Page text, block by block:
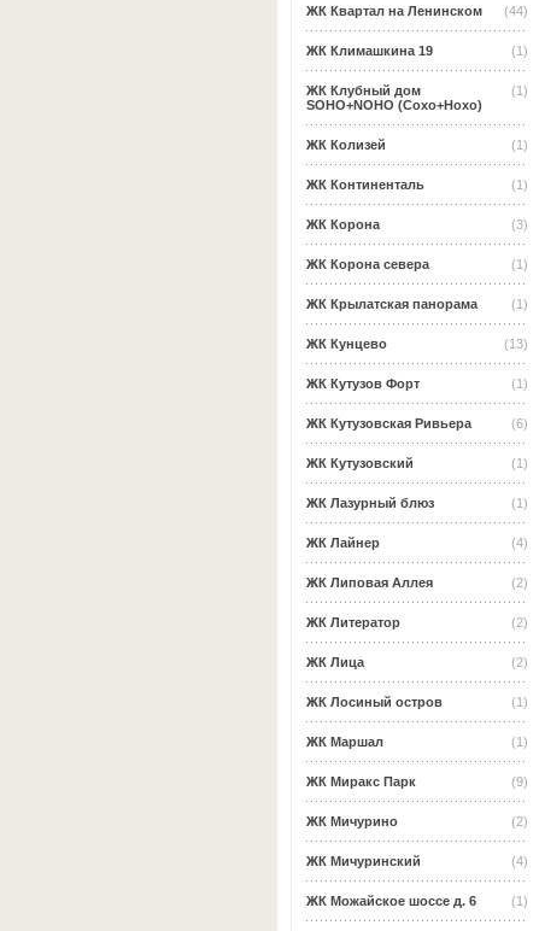
(44)
ЖК Квартал на Ленинском
(1)
ЖК Климашкина 19
(1)
ЖК Клубный дом
SOHO+NOHO (Сохо+Нохо)
(1)
ЖК Колизей
(1)
ЖК Континенталь
(3)
ЖК Корона
(1)
ЖК Корона севера
(1)
ЖК Крылатская панорама
(13)
ЖК Кунцево
(1)
ЖК Кутузов Форт
(6)
ЖК Кутузовская Ривьера
(1)
ЖК Кутузовский
(1)
ЖК Лазурный блюз
(4)
ЖК Лайнер
(2)
ЖК Липовая Аллея
(2)
ЖК Литератор
(2)
ЖК Лица
(1)
ЖК Лосиный остров
(1)
ЖК Маршал
(9)
ЖК Миракс Парк
(2)
ЖК Мичурино
(4)
ЖК Мичуринский
(1)
ЖК Можайское шоссе д. 6